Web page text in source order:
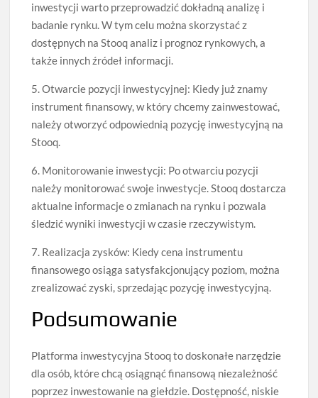
inwestycji warto przeprowadzić dokładną analizę i
badanie rynku. W tym celu można skorzystać z
dostępnych na Stooq analiz i prognoz rynkowych, a
także innych źródeł informacji.
5. Otwarcie pozycji inwestycyjnej: Kiedy już znamy
instrument finansowy, w który chcemy zainwestować,
należy otworzyć odpowiednią pozycję inwestycyjną na
Stooq.
6. Monitorowanie inwestycji: Po otwarciu pozycji
należy monitorować swoje inwestycje. Stooq dostarcza
aktualne informacje o zmianach na rynku i pozwala
śledzić wyniki inwestycji w czasie rzeczywistym.
7. Realizacja zysków: Kiedy cena instrumentu
finansowego osiąga satysfakcjonujący poziom, można
zrealizować zyski, sprzedając pozycję inwestycyjną.
Podsumowanie
Platforma inwestycyjna Stooq to doskonałe narzędzie
dla osób, które chcą osiągnąć finansową niezależność
poprzez inwestowanie na giełdzie. Dostępność, niskie